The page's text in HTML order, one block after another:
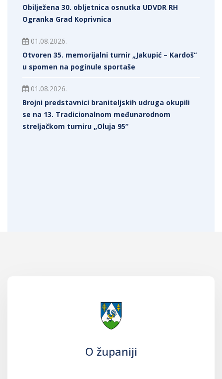
Obilježena 30. obljetnica osnutka UDVDR RH
Ogranka Grad Koprivnica
01.08.2026.
Otvoren 35. memorijalni turnir „Jakupić – Kardoš“
u spomen na poginule sportaše
01.08.2026.
Brojni predstavnici braniteljskih udruga okupili
se na 13. Tradicionalnom međunarodnom
streljačkom turniru „Oluja 95“
O županiji